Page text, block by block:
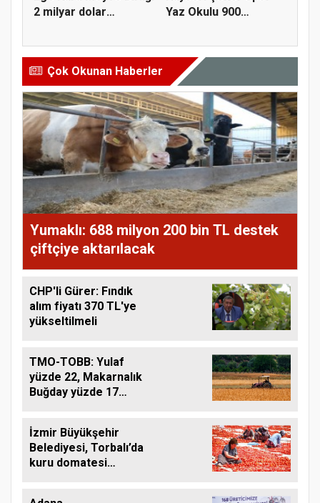
2 milyar dolar
Yaz Okulu 900
Çok Okunan Haberler
Yumaklı: 688 milyon 200 bin TL destek
çiftçiye aktarılacak
CHP'li Gürer: Fındık
alım fiyatı 370 TL'ye
yükseltilmeli
TMO-TOBB: Yulaf
yüzde 22, Makarnalık
Buğday yüzde 17
İzmir Büyükşehir
Belediyesi, Torbalı’da
kuru domatesi